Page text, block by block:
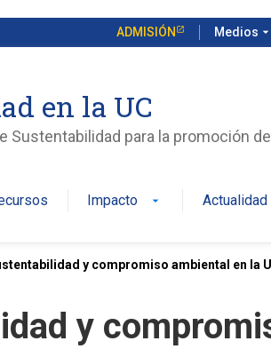
ADMISIÓN Medios arrow_drop_down
en la UC
Sustentabilidad para la promoción
Impacto arrow_drop_down Actualidad
y compromiso ambiental en la
y